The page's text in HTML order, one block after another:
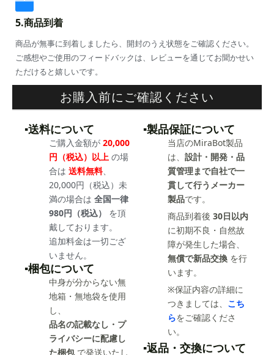
5.商品到着
商品が無事に到着しましたら、開封のうえ状態をご確認ください。
ご感想やご使用のフィードバックは、レビューを通じてお聞かせい
ただけると嬉しいです。
お購入前にご確認ください
▪️送料について
ご購入金額が 20,000
円（税込）以上 の場
合は 送料無料、
20,000円（税込）未
満の場合は 全国一律
980円（税込）
を頂
戴しております。
追加料金は一切ござ
いません。
▪️梱包について
中身が分からない無
地箱・無地袋を使用
し、
品名の記載なし・プ
ライバシーに配慮し
た梱包で発送いたし
▪️製品保証について
当店のMiraBot製品
は、 設計・開発・品
質管理まで自社で一
貫して行うメーカー
製品です。
商品到着後 30日以内
に初期不良・自然故
障が発生した場合、
無償で新品交換 を行
います。
※保証内容の詳細に
つきましては、 こち
らをご確認くださ
い。
▪️返品・交換について